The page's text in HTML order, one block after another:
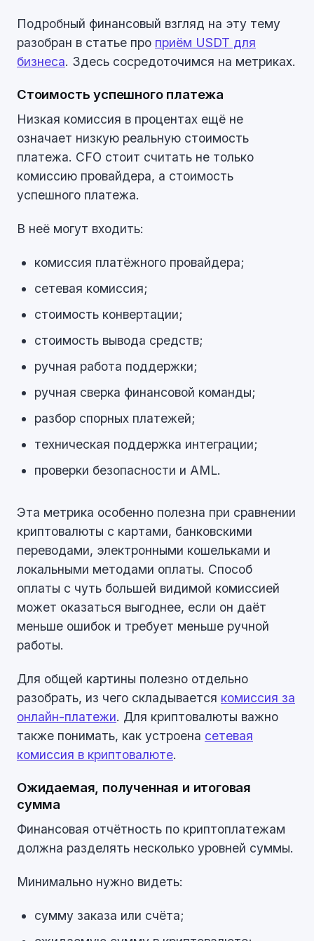
Подробный финансовый взгляд на эту тему
разобран в статье про приём USDT для
бизнеса. Здесь сосредоточимся на метриках.
Стоимость успешного платежа
Низкая комиссия в процентах ещё не
означает низкую реальную стоимость
платежа. CFO стоит считать не только
комиссию провайдера, а стоимость
успешного платежа.
В неё могут входить:
комиссия платёжного провайдера;
сетевая комиссия;
стоимость конвертации;
стоимость вывода средств;
ручная работа поддержки;
ручная сверка финансовой команды;
разбор спорных платежей;
техническая поддержка интеграции;
проверки безопасности и AML.
Эта метрика особенно полезна при сравнении
криптовалюты с картами, банковскими
переводами, электронными кошельками и
локальными методами оплаты. Способ
оплаты с чуть большей видимой комиссией
может оказаться выгоднее, если он даёт
меньше ошибок и требует меньше ручной
работы.
Для общей картины полезно отдельно
разобрать, из чего складывается комиссия за
онлайн-платежи. Для криптовалюты важно
также понимать, как устроена сетевая
комиссия в криптовалюте.
Ожидаемая, полученная и итоговая
сумма
Финансовая отчётность по криптоплатежам
должна разделять несколько уровней суммы.
Минимально нужно видеть:
сумму заказа или счёта;